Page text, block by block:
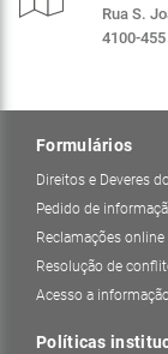
Rua S.
4100-
Formulários
Direitos e Deveres
Pedido de
Reclamações online
Resolução de
Acesso a
Políticas